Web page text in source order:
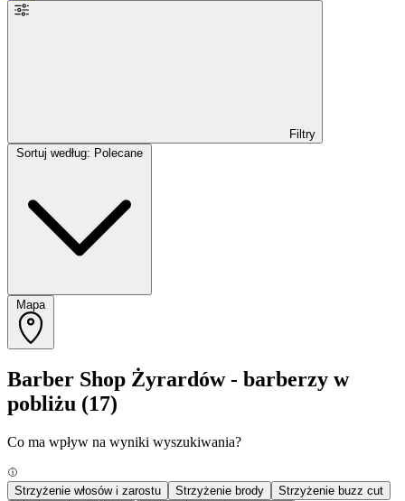
Filtry
Mapa
Barber Shop Żyrardów - barberzy w
pobliżu (17)
Co ma wpływ na wyniki wyszukiwania?
Strzyżenie włosów i zarostu Strzyżenie brody
Strzyżenie buzz cut